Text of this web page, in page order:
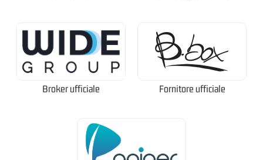
Broker ufficiale Fornitore ufficiale